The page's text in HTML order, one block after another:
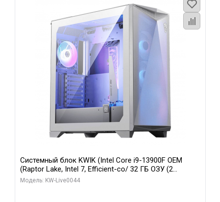
Системный блок KWIK (Intel Core i9-13900F OEM
(Raptor Lake, Intel 7, Efficient-co/ 32 ГБ ОЗУ (2
модуля)/ Gigabyte RTX5070Ti AERO OC 16GB GDDR7
Модель: KW-Live0044